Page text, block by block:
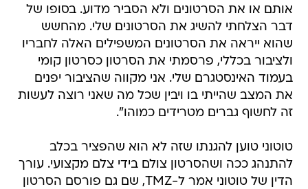
אותם או את הסרטונים ולא הסביר מדוע. בסופו של
דבר הצלחתי להשיג את הסרטונים שלי. מהחשש
שהוא ייראה את הסרטונים המשפילים האלה לחבריו
ולציבור בכללי, פרסמתי את הסרטון כסרטון קומי
בעמוד האינסטגרם שלי. אני מקווה שהציבור יפנים
את המצב שהייתי בו ויבין שכל מה שאני רוצה לעשות
זה לחשוף גברים מטרידים כמוהו".
טוטוני טוען להגנתו שזה לא הוא שהפציר בכלב
להתנהג ככה ושהסרטון צולם בידי צלם מקצועי. עורך
הדין של טוטוני אמר ל-TMZ, שם גם פורסם הסרטון